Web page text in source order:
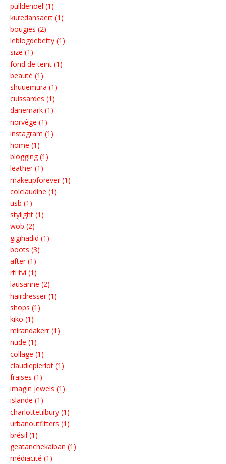
pulldenoël (1)
kuredansaert (1)
bougies (2)
leblogdebetty (1)
size (1)
fond de teint (1)
beauté (1)
shuuemura (1)
cuissardes (1)
danemark (1)
norvège (1)
instagram (1)
home (1)
blogging (1)
leather (1)
makeupforever (1)
colclaudine (1)
usb (1)
stylight (1)
wob (2)
gigihadid (1)
boots (3)
after (1)
rtl tvi (1)
lausanne (2)
hairdresser (1)
shops (1)
kiko (1)
mirandakerr (1)
nude (1)
collage (1)
claudiepierlot (1)
fraises (1)
imagin jewels (1)
islande (1)
charlottetilbury (1)
urbanoutfitters (1)
brésil (1)
geatanchekaiban (1)
médiacité (1)